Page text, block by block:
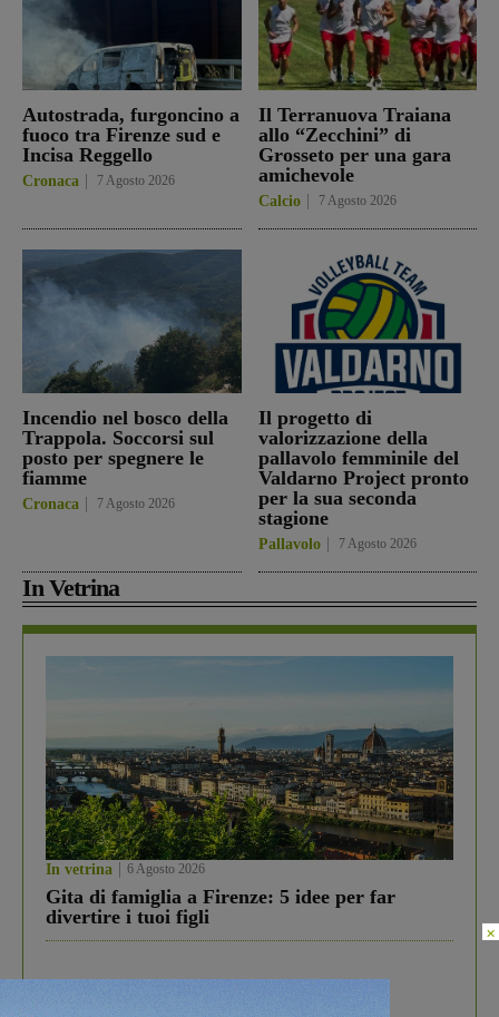
Autostrada, furgoncino a
fuoco tra Firenze sud e
Incisa Reggello
Cronaca 7 Agosto 2026
Il Terranuova Traiana
allo “Zecchini” di
Grosseto per una gara
amichevole
Calcio 7 Agosto 2026
Incendio nel bosco della
Trappola. Soccorsi sul
posto per spegnere le
fiamme
Cronaca 7 Agosto 2026
Il progetto di
valorizzazione della
pallavolo femminile del
Valdarno Project pronto
per la sua seconda
stagione
Pallavolo 7 Agosto 2026
In Vetrina
In vetrina 6 Agosto 2026
Gita di famiglia a Firenze: 5 idee per far
divertire i tuoi figli
×